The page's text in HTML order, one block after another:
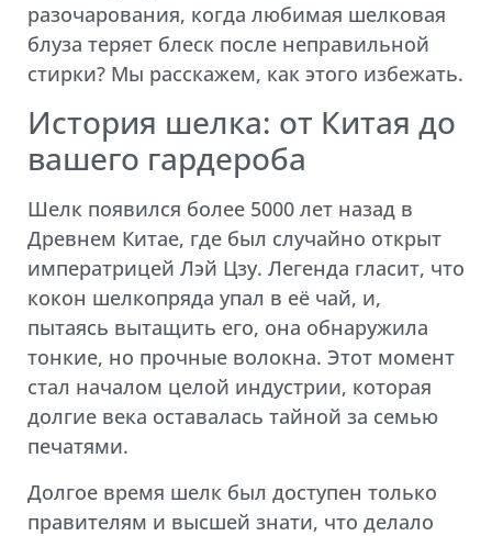
разочарования, когда любимая шелковая
блуза теряет блеск после неправильной
стирки? Мы расскажем, как этого избежать.
История шелка: от Китая до
вашего гардероба
Шелк появился более 5000 лет назад в
Древнем Китае, где был случайно открыт
императрицей Лэй Цзу. Легенда гласит, что
кокон шелкопряда упал в её чай, и,
пытаясь вытащить его, она обнаружила
тонкие, но прочные волокна. Этот момент
стал началом целой индустрии, которая
долгие века оставалась тайной за семью
печатями.
Долгое время шелк был доступен только
правителям и высшей знати, что делало